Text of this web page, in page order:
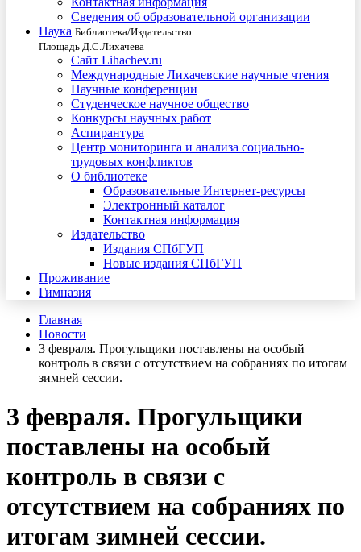
Сведения об образовательной организации
Наука Библиотека/Издательство
Площадь Д.С.Лихачева
Сайт Lihachev.ru
Международные Лихачевские научные чтения
Научные конференции
Студенческое научное общество
Конкурсы научных работ
Аспирантура
Центр мониторинга и анализа социально-
трудовых конфликтов
О библиотеке
Образовательные Интернет-ресурсы
Электронный каталог
Контактная информация
Издательство
Издания СПбГУП
Новые издания СПбГУП
Проживание
Гимназия
Главная
Новости
3 февраля. Прогульщики поставлены на особый
контроль в связи с отсутствием на собраниях по итогам
зимней сессии.
3 февраля. Прогульщики
поставлены на особый
контроль в связи с
отсутствием на собраниях по
итогам зимней сессии.